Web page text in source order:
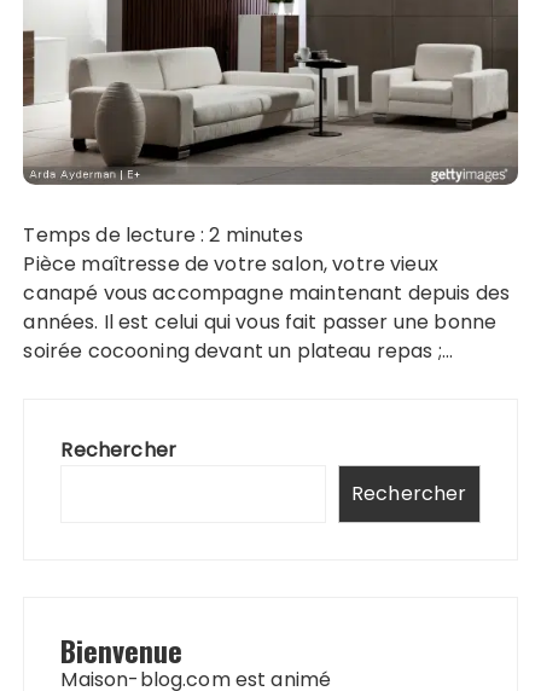
Temps de lecture :2 minutes
Pièce maîtresse de votre salon, votre vieux
canapé vous accompagne maintenant depuis des
années. Il est celui qui vous fait passer une bonne
soirée cocooning devant un plateau repas ;…
Rechercher
Rechercher
Bienvenue
Maison-blog.com est animé